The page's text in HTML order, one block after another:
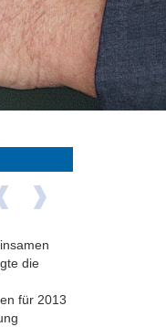
die
für 2013